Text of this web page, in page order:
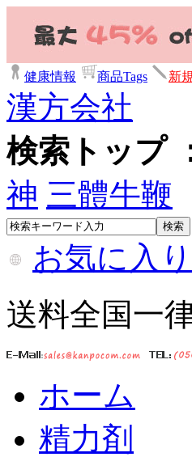
健康情報 商品Tags 新
漢方会社
検索トップ
神 三體牛鞭
お気に入
送料全国一
ホーム
精力剤